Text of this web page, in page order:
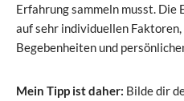
Erfahrung sammeln musst.
auf sehr individuellen
Begebenheiten und
Mein Tipp ist daher: Bilde dir